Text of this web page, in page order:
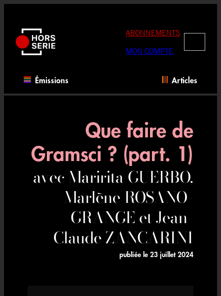
contenu
ABONNEMENTS
MON COMPTE
Émissions Articles
Que faire de
Gramsci ? (part. 1)
avec Maririta GUERBO,
Marlène ROSANO-
GRANGE et Jean-
Claude ZANCARINI
publiée le 23 juillet 2024